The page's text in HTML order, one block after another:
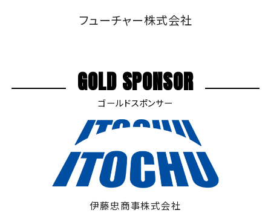
フューチャー株式会社
GOLD SPONSOR
ゴールドスポンサー
伊藤忠商事株式会社